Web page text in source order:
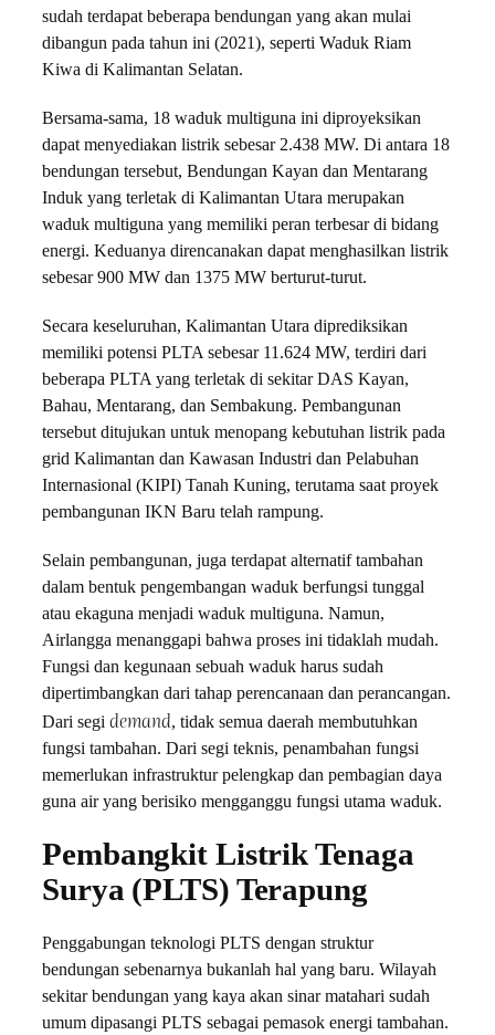
sudah terdapat beberapa bendungan yang akan mulai
dibangun pada tahun ini (2021), seperti Waduk Riam
Kiwa di Kalimantan Selatan.
Bersama-sama, 18 waduk multiguna ini diproyeksikan
dapat menyediakan listrik sebesar 2.438 MW. Di antara 18
bendungan tersebut, Bendungan Kayan dan Mentarang
Induk yang terletak di Kalimantan Utara merupakan
waduk multiguna yang memiliki peran terbesar di bidang
energi. Keduanya direncanakan dapat menghasilkan listrik
sebesar 900 MW dan 1375 MW berturut-turut.
Secara keseluruhan, Kalimantan Utara diprediksikan
memiliki potensi PLTA sebesar 11.624 MW, terdiri dari
beberapa PLTA yang terletak di sekitar DAS Kayan,
Bahau, Mentarang, dan Sembakung. Pembangunan
tersebut ditujukan untuk menopang kebutuhan listrik pada
grid Kalimantan dan Kawasan Industri dan Pelabuhan
Internasional (KIPI) Tanah Kuning, terutama saat proyek
pembangunan IKN Baru telah rampung.
Selain pembangunan, juga terdapat alternatif tambahan
dalam bentuk pengembangan waduk berfungsi tunggal
atau ekaguna menjadi waduk multiguna. Namun,
Airlangga menanggapi bahwa proses ini tidaklah mudah.
Fungsi dan kegunaan sebuah waduk harus sudah
dipertimbangkan dari tahap perencanaan dan perancangan.
Dari segi demand, tidak semua daerah membutuhkan
fungsi tambahan. Dari segi teknis, penambahan fungsi
memerlukan infrastruktur pelengkap dan pembagian daya
guna air yang berisiko mengganggu fungsi utama waduk.
Pembangkit Listrik Tenaga
Surya (PLTS) Terapung
Penggabungan teknologi PLTS dengan struktur
bendungan sebenarnya bukanlah hal yang baru. Wilayah
sekitar bendungan yang kaya akan sinar matahari sudah
umum dipasangi PLTS sebagai pemasok energi tambahan.